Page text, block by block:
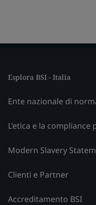
Esplora BSI - Italia
Ente nazionale di
L’etica e la compliance
Modern Slavery
Clienti e Partner
Accreditamento BSI